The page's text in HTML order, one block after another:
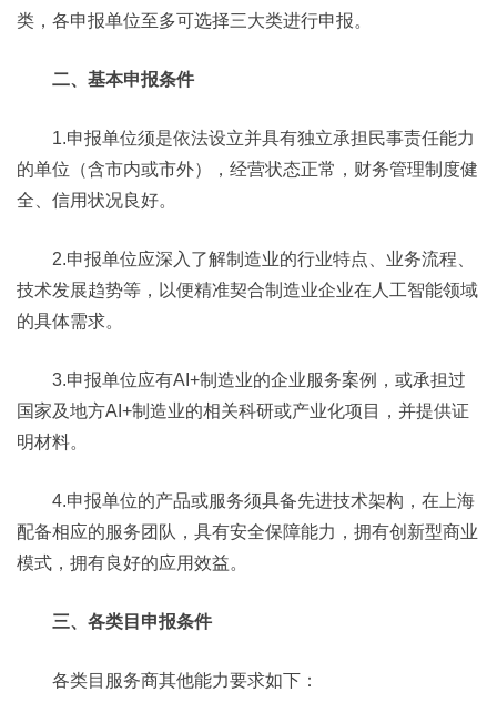
类，各申报单位至多可选择三大类进行申报。
二、基本申报条件
1.申报单位须是依法设立并具有独立承担民事责任能力
的单位（含市内或市外），经营状态正常，财务管理制度健
全、信用状况良好。
2.申报单位应深入了解制造业的行业特点、业务流程、
技术发展趋势等，以便精准契合制造业企业在人工智能领域
的具体需求。
3.申报单位应有AI+制造业的企业服务案例，或承担过
国家及地方AI+制造业的相关科研或产业化项目，并提供证
明材料。
4.申报单位的产品或服务须具备先进技术架构，在上海
配备相应的服务团队，具有安全保障能力，拥有创新型商业
模式，拥有良好的应用效益。
三、各类目申报条件
各类目服务商其他能力要求如下：